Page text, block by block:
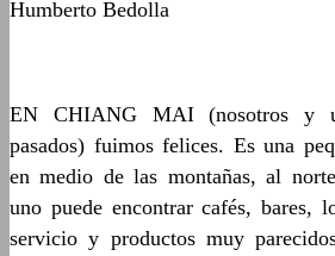
Humberto Bedolla
EN CHIANG MAI (nosotros y
pasados) fuimos felices. Es una
en medio de las montañas, al
uno puede encontrar cafés, bares,
servicio y productos muy